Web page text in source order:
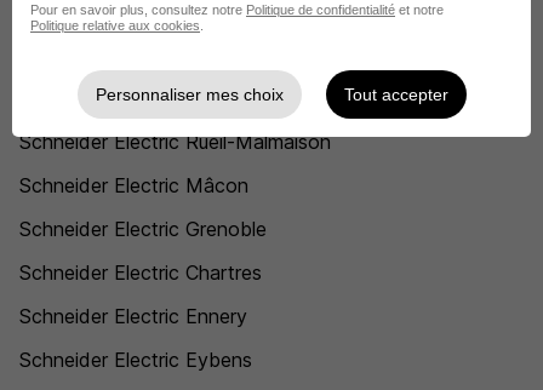
L'emploi chez Schneider Electric par
Schneider Electric Rueil-Malmaison
Schneider Electric Mâcon
Schneider Electric Grenoble
Schneider Electric Chartres
Schneider Electric Ennery
Schneider Electric Eybens
Pour en savoir plus, consultez notre Politique de confidentialité et notre
Politique relative aux cookies
Personnaliser mes choix Tout accepter